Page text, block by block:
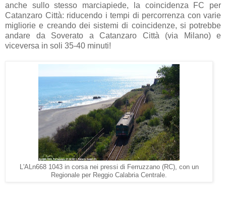
anche sullo stesso marciapiede, la coincidenza FC per
Catanzaro Città: riducendo i tempi di percorrenza con varie
migliorie e creando dei sistemi di coincidenze, si potrebbe
andare da Soverato a Catanzaro Città (via Milano) e
viceversa in soli 35-40 minuti!
L'ALn668 1043 in corsa nei pressi di Ferruzzano (RC), con un
Regionale per Reggio Calabria Centrale.